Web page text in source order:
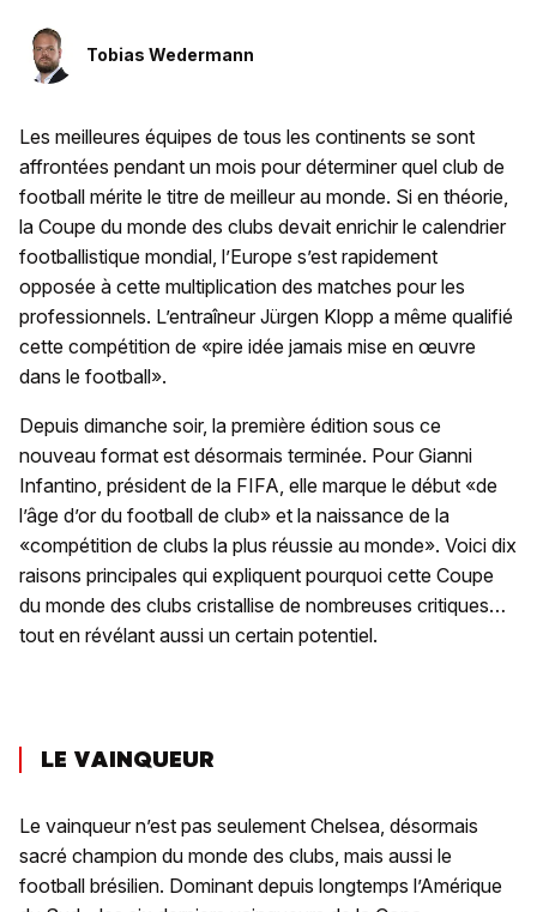
Tobias Wedermann
Les meilleures équipes de tous les continents se sont
affrontées pendant un mois pour déterminer quel club de
football mérite le titre de meilleur au monde. Si en théorie,
la Coupe du monde des clubs devait enrichir le calendrier
footballistique mondial, l’Europe s’est rapidement
opposée à cette multiplication des matches pour les
professionnels. L’entraîneur Jürgen Klopp a même qualifié
cette compétition de «pire idée jamais mise en œuvre
dans le football».
Depuis dimanche soir, la première édition sous ce
nouveau format est désormais terminée. Pour Gianni
Infantino, président de la FIFA, elle marque le début «de
l’âge d’or du football de club» et la naissance de la
«compétition de clubs la plus réussie au monde». Voici dix
raisons principales qui expliquent pourquoi cette Coupe
du monde des clubs cristallise de nombreuses critiques…
tout en révélant aussi un certain potentiel.
LE VAINQUEUR
Le vainqueur n’est pas seulement Chelsea, désormais
sacré champion du monde des clubs, mais aussi le
football brésilien. Dominant depuis longtemps l’Amérique